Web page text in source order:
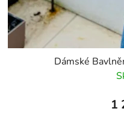
Dámské
1